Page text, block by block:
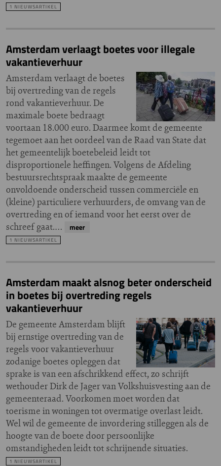
1 NIEUWSARTIKEL
Amsterdam verlaagt boetes voor illegale
vakantieverhuur
Amsterdam verlaagt de boetes
bij overtreding van de regels
rond vakantieverhuur. De
maximale boete bedraagt
voortaan 18.000 euro. Daarmee komt de gemeente
tegemoet aan het oordeel van de Raad van State dat
het gemeentelijk boetebeleid leidt tot
disproportionele heffingen. Volgens de Afdeling
bestuursrechtspraak maakte de gemeente
onvoldoende onderscheid tussen commerciële en
(kleine) particuliere verhuurders, de omvang van de
overtreding en of iemand voor het eerst over de
schreef gaat.…
meer
1 NIEUWSARTIKEL
Amsterdam maakt alsnog beter onderscheid
in boetes bij overtreding regels
vakantieverhuur
De gemeente Amsterdam blijft
bij ernstige overtreding van de
regels voor vakantieverhuur
zodanige boetes opleggen dat
sprake is van een afschrikkend effect, zo schrijft
wethouder Dirk de Jager van Volkshuisvesting aan de
gemeenteraad. Voorkomen moet worden dat
toerisme in woningen tot overmatige overlast leidt.
Wel wil de gemeente de invordering stilleggen als de
hoogte van de boete door persoonlijke
omstandigheden leidt tot schrijnende situaties.
1 NIEUWSARTIKEL